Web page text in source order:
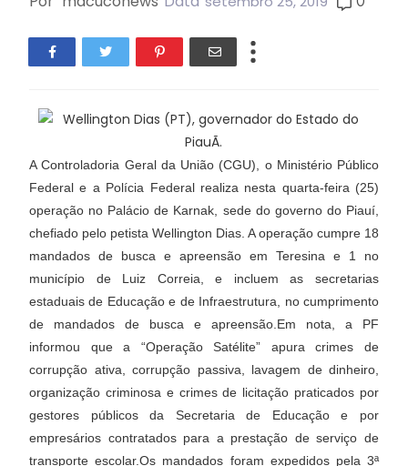
A Controladoria Geral da União (CGU), o Ministério Público
Federal e a Polícia Federal realiza nesta quarta-feira (25)
operação no Palácio de Karnak, sede do governo do Piauí,
chefiado pelo petista Wellington Dias. A operação cumpre 18
mandados de busca e apreensão em Teresina e 1 no
município de Luiz Correia, e incluem as secretarias
estaduais de Educação e de Infraestrutura, no cumprimento
de mandados de busca e apreensão.Em nota, a PF
informou que a “Operação Satélite” apura crimes de
corrupção ativa, corrupção passiva, lavagem de dinheiro,
organização criminosa e crimes de licitação praticados por
gestores públicos da Secretaria de Educação e por
empresários contratados para a prestação de serviço de
transporte escolar.Os mandados foram expedidos pela 3ª